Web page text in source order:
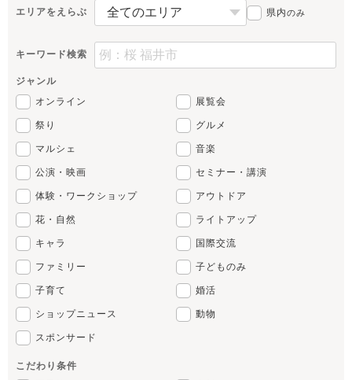
エリアをえらぶ 県内のみ
キーワード検索
ジャンル
オンライン
展覧会
祭り グルメ
マルシェ 音楽
公演・映画 セミナー・講演
体験・ワークショップ アウトドア
花・自然 ライトアップ
キャラ 国際交流
ファミリー 子どものみ
子育て 婚活
ショップニュース 動物
スポンサード
こだわり条件